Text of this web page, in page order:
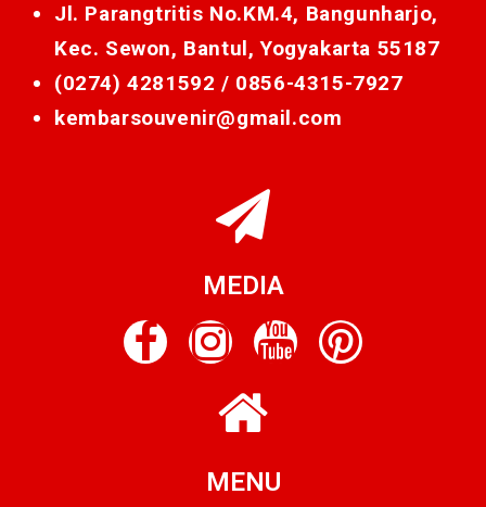
Jl. Parangtritis No.KM.4, Bangunharjo,
Kec. Sewon, Bantul, Yogyakarta 55187
(0274) 4281592 / 0856-4315-7927
kembarsouvenir@gmail.com
MEDIA
MENU